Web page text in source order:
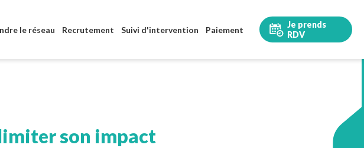
le réseau Recrutement Suivi d'intervention Paiement
Je prends
RDV
son impact